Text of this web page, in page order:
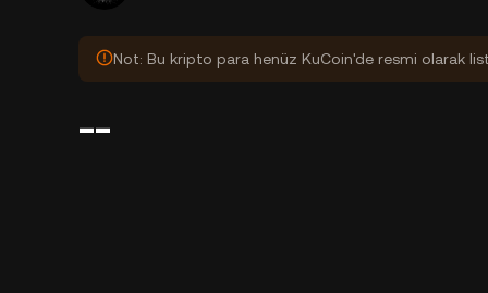
Not: Bu kripto para henüz KuCoin'de resmi olarak
--